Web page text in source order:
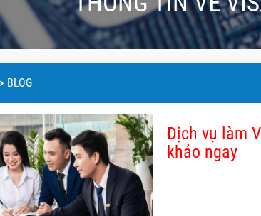
BLOG
Dịch vụ làm
khảo ngay